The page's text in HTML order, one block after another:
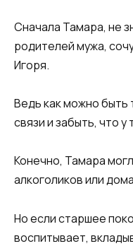
Сначала Тамара, не
родителей мужа,
Игоря.
Ведь как можно быть
связи и забыть, что
Конечно, Тамара
алкоголиков или
Но если старшее
воспитывает,